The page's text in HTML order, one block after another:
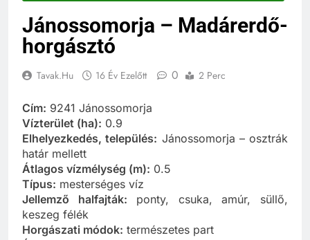
Jánossomorja – Madárerdő-
horgásztó
Tavak.hu 16 Év Ezelőtt 0 2 Perc
Cím: 9241 Jánossomorja
Vízterület (ha): 0.9
Elhelyezkedés, település: Jánossomorja – osztrák
határ mellett
Átlagos vízmélység (m): 0.5
Típus: mesterséges víz
Jellemző halfajták: ponty, csuka, amúr, süllő,
keszeg félék
Horgászati módok: természetes part